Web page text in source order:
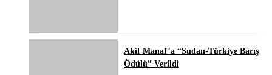
Akif Manaf’a “Sudan-Türkiye Barış
Ödülü” Verildi